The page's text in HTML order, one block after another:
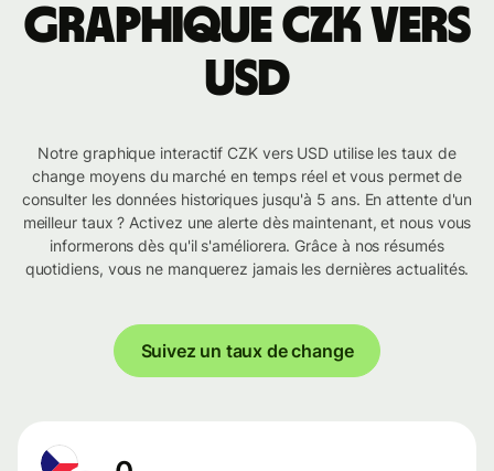
Graphique CZK vers
USD
Notre graphique interactif CZK vers USD utilise les taux de
change moyens du marché en temps réel et vous permet de
consulter les données historiques jusqu'à 5 ans. En attente d'un
meilleur taux ? Activez une alerte dès maintenant, et nous vous
informerons dès qu'il s'améliorera. Grâce à nos résumés
quotidiens, vous ne manquerez jamais les dernières actualités.
Suivez un taux de change